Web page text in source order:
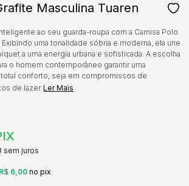
Masculina Tuaren
ao seu guarda-roupa com a Camisa Polo
Exibindo uma tonalidade sóbria e moderna, ela une
a uma energia urbana e sofisticada. A escolha
o homem contemporâneo garantir uma
conforto, seja em compromissos de
de lazer.Ler Mais
sem juros
R$ 6,00 no pix